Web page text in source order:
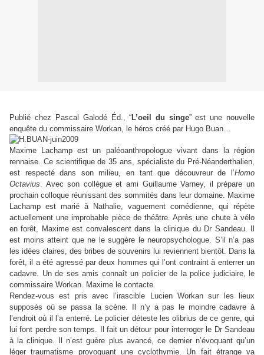
Publié chez Pascal Galodé Éd., “L’oeil du singe” est une nouvelle
enquête du commissaire Workan, le héros créé par Hugo Buan…
Maxime Lachamp est un paléoanthropologue vivant dans la région
rennaise. Ce scientifique de 35 ans, spécialiste du Pré-Néanderthalien,
est respecté dans son milieu, en tant que découvreur de l’Homo
Octavius. Avec son collègue et ami Guillaume Varney, il prépare un
prochain colloque réunissant des sommités dans leur domaine. Maxime
Lachamp est marié à Nathalie, vaguement comédienne, qui répète
actuellement une improbable pièce de théâtre. Après une chute à vélo
en forêt, Maxime est convalescent dans la clinique du Dr Sandeau. Il
est moins atteint que ne le suggère le neuropsychologue. S’il n’a pas
les idées claires, des bribes de souvenirs lui reviennent bientôt. Dans la
forêt, il a été agressé par deux hommes qui l’ont contraint à enterrer un
cadavre. Un de ses amis connaît un policier de la police judiciaire, le
commissaire Workan. Maxime le contacte.
Rendez-vous est pris avec l’irascible Lucien Workan sur les lieux
supposés où se passa la scène. Il n’y a pas le moindre cadavre à
l’endroit où il l’a enterré. Le policier déteste les olibrius de ce genre, qui
lui font perdre son temps. Il fait un détour pour interroger le Dr Sandeau
à la clinique. Il n’est guère plus avancé, ce dernier n’évoquant qu’un
léger traumatisme provoquant une cyclothymie. Un fait étrange va